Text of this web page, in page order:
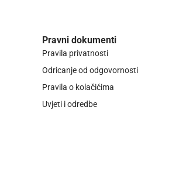
Pravni dokumenti
Pravila privatnosti
Odricanje od odgovornosti
Pravila o kolačićima
Uvjeti i odredbe